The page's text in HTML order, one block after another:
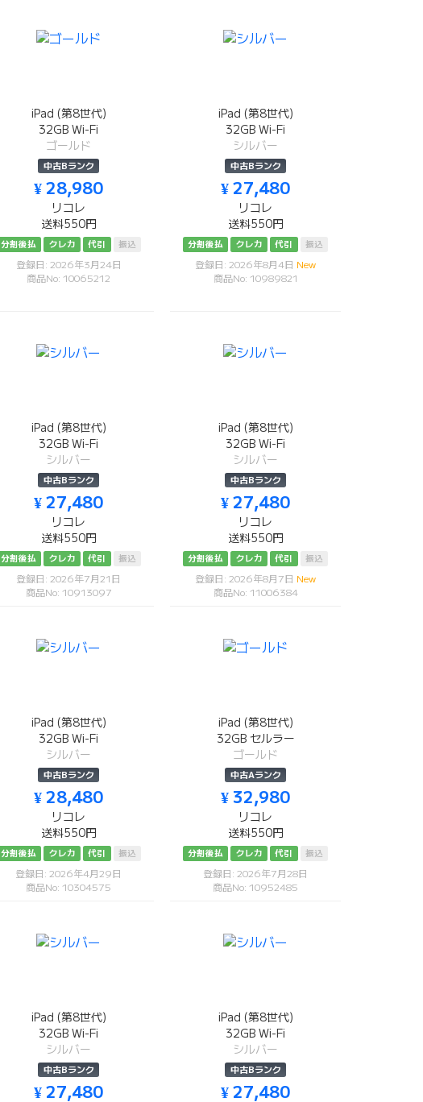
iPad (第8世代)
32GB Wi-Fi
ゴールド
中古Bランク
¥ 28,980
リコレ
送料550円
分割後払 クレカ 代引 振込
登録日: 2026年3月24日
商品No: 10065212
iPad (第8世代)
32GB Wi-Fi
シルバー
中古Bランク
¥ 27,480
リコレ
送料550円
分割後払 クレカ 代引 振込
登録日: 2026年8月4日 New
商品No: 10989821
iPad (第8世代)
32GB Wi-Fi
シルバー
中古Bランク
¥ 27,480
リコレ
送料550円
分割後払 クレカ 代引 振込
登録日: 2026年7月21日
商品No: 10913097
iPad (第8世代)
32GB Wi-Fi
シルバー
中古Bランク
¥ 27,480
リコレ
送料550円
分割後払 クレカ 代引 振込
登録日: 2026年8月7日 New
商品No: 11006384
iPad (第8世代)
32GB Wi-Fi
シルバー
中古Bランク
¥ 28,480
リコレ
送料550円
分割後払 クレカ 代引 振込
登録日: 2026年4月29日
商品No: 10304575
iPad (第8世代)
32GB セルラー
ゴールド
中古Aランク
¥ 32,980
リコレ
送料550円
分割後払 クレカ 代引 振込
登録日: 2026年7月28日
商品No: 10952485
iPad (第8世代)
32GB Wi-Fi
シルバー
中古Bランク
¥ 27,480
iPad (第8世代)
32GB Wi-Fi
シルバー
中古Bランク
¥ 27,480